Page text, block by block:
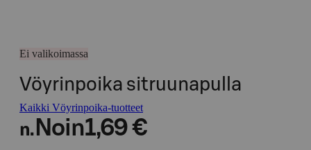
Ei valikoimassa
Vöyrinpoika sitruunapulla
Kaikki Vöyrinpoika-tuotteet
n. Noin1,69 €